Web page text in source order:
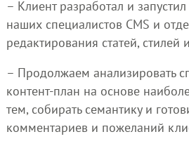
– Клиент разработал и
наших специалистов CMS и
редактирования статей,
– Продолжаем анализировать
контент-план на основе
тем, собирать семантику и
комментариев и пожеланий